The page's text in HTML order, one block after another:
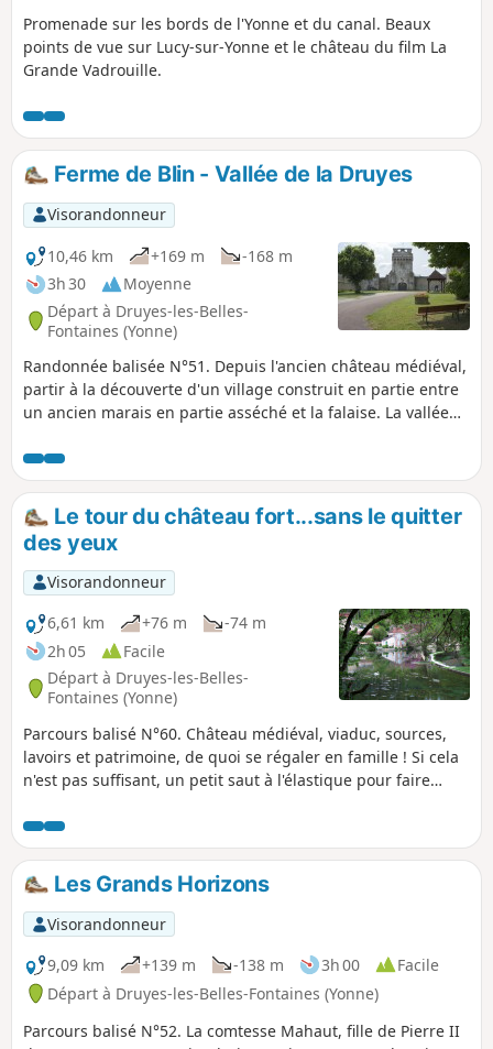
Promenade sur les bords de l'Yonne et du canal. Beaux
points de vue sur Lucy-sur-Yonne et le château du film La
Grande Vadrouille.
Ferme de Blin - Vallée de la Druyes
Visorandonneur
10,46 km
+169 m
-168 m
3h 30
Moyenne
Départ à Druyes-les-Belles-
Fontaines (Yonne)
Randonnée balisée N°51. Depuis l'ancien château médiéval,
partir à la découverte d'un village construit en partie entre
un ancien marais en partie asséché et la falaise. La vallée
tranche avec les pierres calcaires qui soutiennent l'édifice
en ruine. Druyes-les-Belles-Fontaines est classé dans les
villages "Cités de caractères de Bourgogne - Franche-
Comté".Le tour du château fort...sans le quitter
des yeux
Visorandonneur
6,61 km
+76 m
-74 m
2h 05
Facile
Départ à Druyes-les-Belles-
Fontaines (Yonne)
Parcours balisé N°60. Château médiéval, viaduc, sources,
lavoirs et patrimoine, de quoi se régaler en famille ! Si cela
n'est pas suffisant, un petit saut à l'élastique pour faire
dans les villages "Cités de caractères de Bourgogne -
Franche-Comté".
Les Grands Horizons
Visorandonneur
9,09 km
+139 m -138 m 3h 00
Facile
Départ à Druyes-les-Belles-Fontaines (Yonne)
Parcours balisé N°52. La comtesse Mahaut, fille de Pierre II